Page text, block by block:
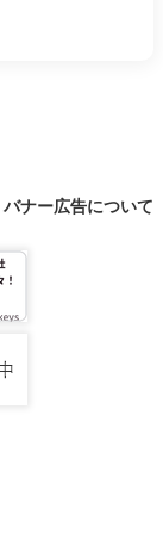
バナー広告について